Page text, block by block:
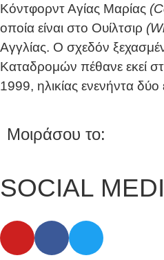
Κόντφορντ Αγίας Μαρίας
οποία είναι στο Ουίλτσιρ
Αγγλίας. Ο σχεδόν
Καταδρομών πέθανε εκεί
1999, ηλικίας ενενήντα
Μοιράσου το:
SOCIAL